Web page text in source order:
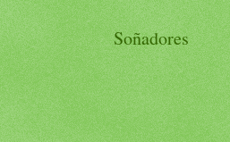
Soñadores